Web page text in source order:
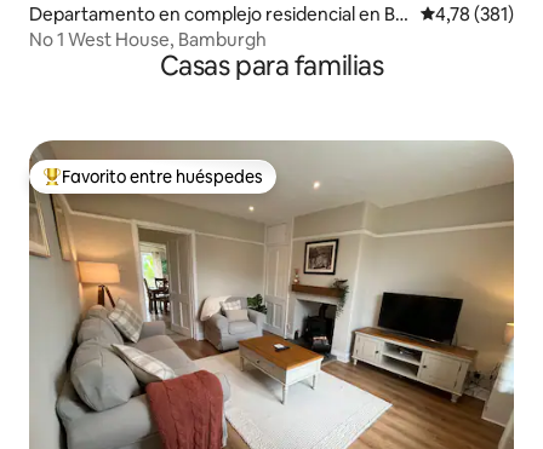
Departamento en complejo residencial en Ba
mburgh
Calificación
4,78 (381)
No 1 West House, Bamburgh
Casas para familias
Favorito entre los huéspedes más destacados
Favorito entre huéspedes